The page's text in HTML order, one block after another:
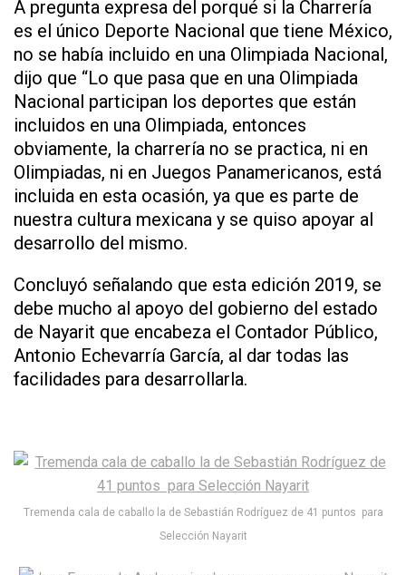
A pregunta expresa del porqué si la Charrería
es el único Deporte Nacional que tiene México,
no se había incluido en una Olimpiada Nacional,
dijo que “Lo que pasa que en una Olimpiada
Nacional participan los deportes que están
incluidos en una Olimpiada, entonces
obviamente, la charrería no se practica, ni en
Olimpiadas, ni en Juegos Panamericanos, está
incluida en esta ocasión, ya que es parte de
nuestra cultura mexicana y se quiso apoyar al
desarrollo del mismo.
Concluyó señalando que esta edición 2019, se
debe mucho al apoyo del gobierno del estado
de Nayarit que encabeza el Contador Público,
Antonio Echevarría García, al dar todas las
facilidades para desarrollarla.
Tremenda cala de caballo la de Sebastián Rodríguez de 41 puntos para
Selección Nayarit